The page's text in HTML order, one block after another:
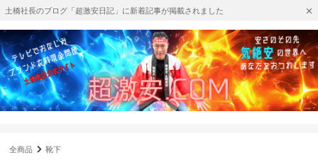
土橋社長のブログ「超激安日記」に新着記事が掲載されました
全商品 靴下